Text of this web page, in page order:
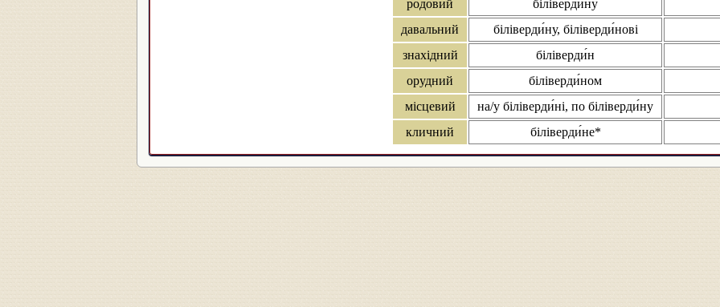
родовий
біліверди́ну
давальний
біліверди́ну, біліверди́нові
знахідний
біліверди́н
орудний
біліверди́ном
місцевий
на/у біліверди́ні, по біліверди́ну
кличний
біліверди́не*